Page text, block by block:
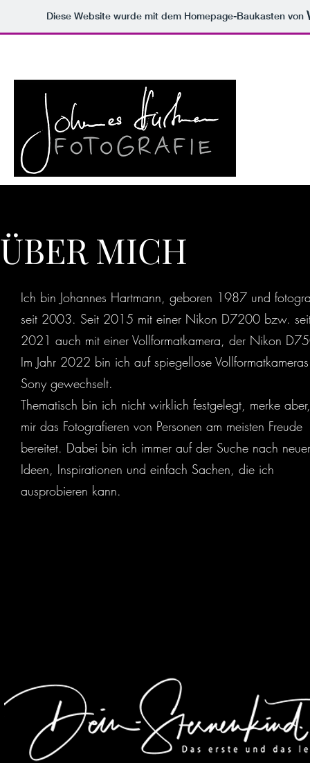
Diese Website wurde mit dem Homepage-Baukasten von
Ich bin Johannes Hartmann, geboren 1987 und
seit 2003. Seit 2015 mit einer Nikon D7200 bzw.
2021 auch mit einer Vollformatkamera, der Nikon
Im Jahr 2022 bin ich auf spiegellose
Sony gewechselt.
Thematisch bin ich nicht wirklich festgelegt, merke
mir das Fotografieren von Personen am meisten Freude
bereitet. Dabei bin ich immer auf der Suche nach
Ideen, Inspirationen und einfach Sachen, die ich
ausprobieren kann.
ÜBER MICH